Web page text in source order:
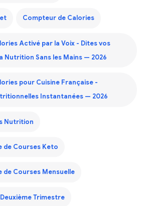
Compteur de Calories
Activé par la Voix - Dites vos
Nutrition Sans les Mains — 2026
pour Cuisine Française -
Instantanées — 2026
Nutrition
de Courses Keto
Courses Mensuelle
Trimestre